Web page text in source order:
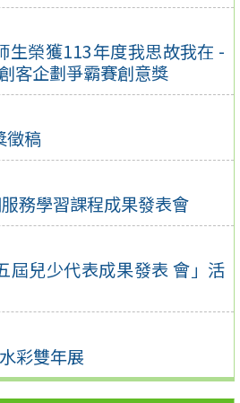
生榮獲113年度我思故我在 -
客企劃爭霸賽創意獎
徵稿
務學習課程成果發表會
屆兒少代表成果發表 會」活
彩雙年展